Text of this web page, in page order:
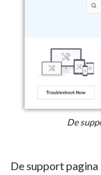
De
De support